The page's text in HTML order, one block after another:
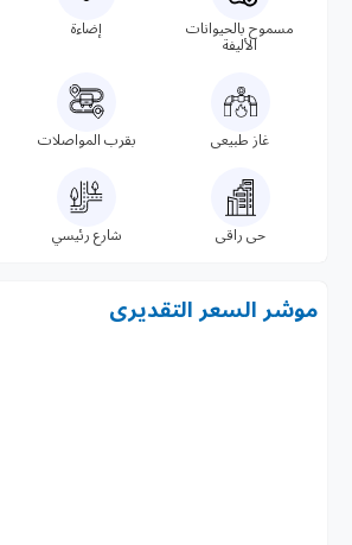
مسموح بالحيوانات
الأليفة
إضاءة
غاز طبيعى بقرب المواصلات
حى راقى شارع رئيسي
موشر السعر التقديرى